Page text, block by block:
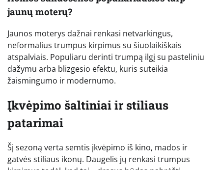
jaunų moterų?
Jaunos moterys dažnai renkasi netvarkingus,
neformalius trumpus kirpimus su šiuolaikiškais
atspalviais. Populiaru derinti trumpą ilgį su pasteliniu
dažymu arba blizgesio efektu, kuris suteikia
žaismingumo ir modernumo.
Įkvėpimo šaltiniai ir stiliaus
patarimai
Šį sezoną verta semtis įkvėpimo iš kino, mados ir
gatvės stiliaus ikonų. Daugelis jų renkasi trumpus